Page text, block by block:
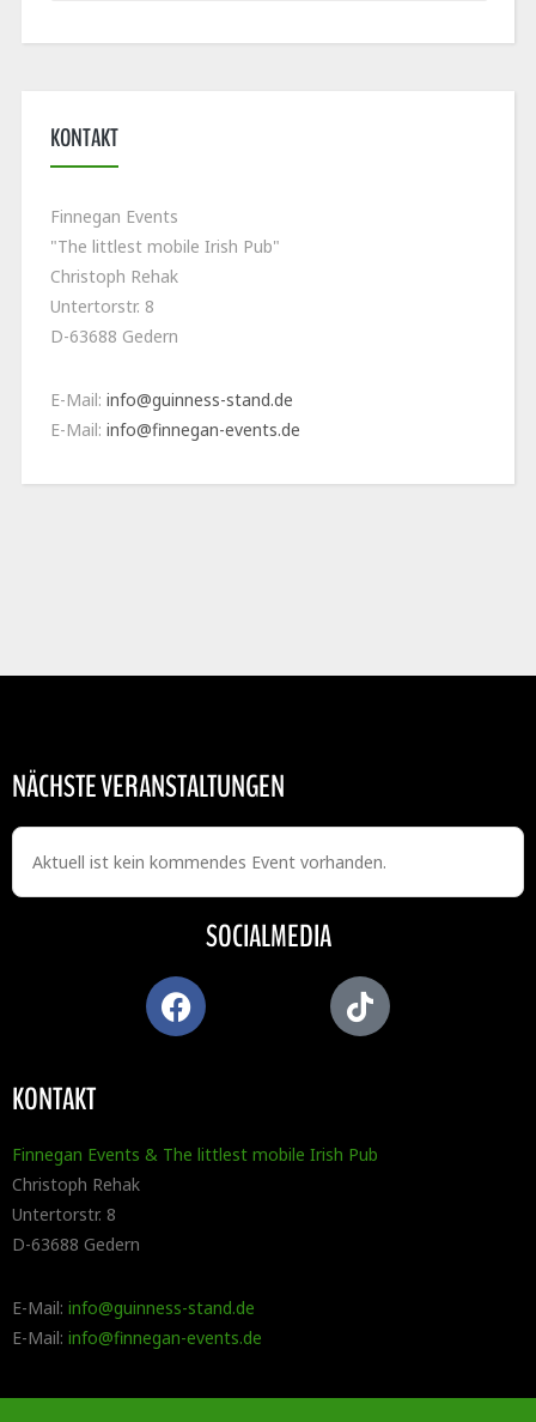
KONTAKT
Finnegan Events
"The littlest mobile Irish Pub"
Christoph Rehak
Untertorstr. 8
D-63688 Gedern
E-Mail: info@guinness-stand.de
E-Mail: info@finnegan-events.de
NÄCHSTE VERANSTALTUNGEN
Aktuell ist kein kommendes Event vorhanden.
SOCIALMEDIA
KONTAKT
Finnegan Events & The littlest mobile Irish Pub
Christoph Rehak
Untertorstr. 8
D-63688 Gedern
E-Mail: info@guinness-stand.de
E-Mail: info@finnegan-events.de